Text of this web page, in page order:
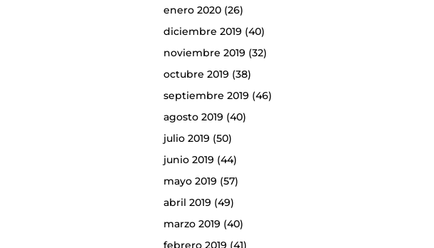
enero 2020(26)
diciembre 2019 (40)
noviembre 2019 (32)
octubre 2019 (38)
septiembre 2019 (46)
agosto 2019 (40)
julio 2019 (50)
junio 2019 (44)
mayo 2019 (57)
abril 2019 (49)
marzo 2019 (40)
febrero 2019 (41)